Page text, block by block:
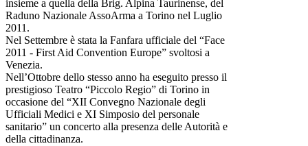
insieme a quella della Brig. Alpina Taurinense, del
Raduno Nazionale AssoArma a Torino nel Luglio
2011.
Nel Settembre è stata la Fanfara ufficiale del “Face
2011 - First Aid Convention Europe” svoltosi a
Venezia.
Nell’Ottobre dello stesso anno ha eseguito presso il
prestigioso Teatro “Piccolo Regio” di Torino in
occasione del “XII Convegno Nazionale degli
Ufficiali Medici e XI Simposio del personale
sanitario” un concerto alla presenza delle Autorità e
della cittadinanza.